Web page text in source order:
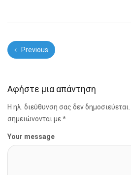
Previous
Αφήστε μια απάντηση
Η ηλ. διεύθυνση σας δεν δημοσιεύεται.
σημειώνονται με*
Your message